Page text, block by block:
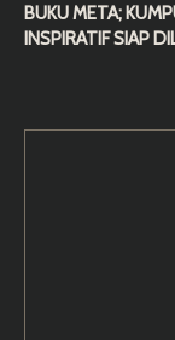
BUKU META;
INSPIRATIF SIAP